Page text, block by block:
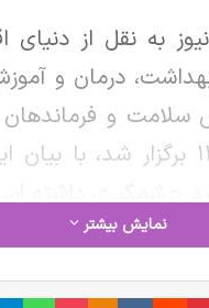
به نقل از دنیای
بهداشت، درمان و
و فرماندهان
هشت آبان ۱۴۰۱ برگزار شد، با
چشمگیری داشته
لازم را نداریم و
نمایش بیشتر
‫پین‌ترست ‫رددیت ‫VKontakte
‫Odnoklassniki پاکت واتس آپ